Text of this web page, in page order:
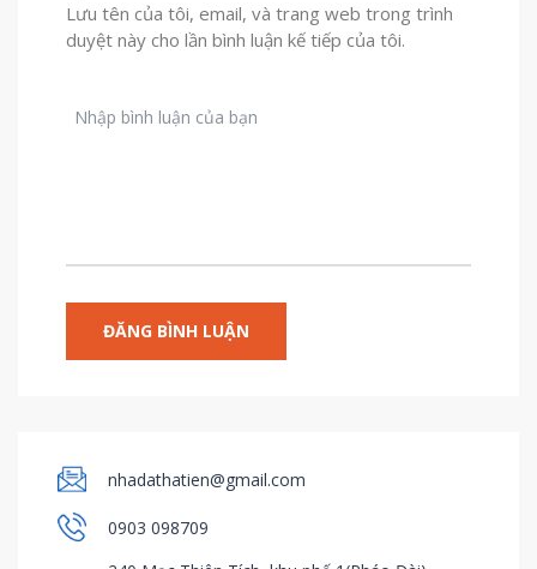
Lưu tên của tôi, email, và trang web trong trình
duyệt này cho lần bình luận kế tiếp của tôi.
nhadathatien@gmail.com
0903 098709